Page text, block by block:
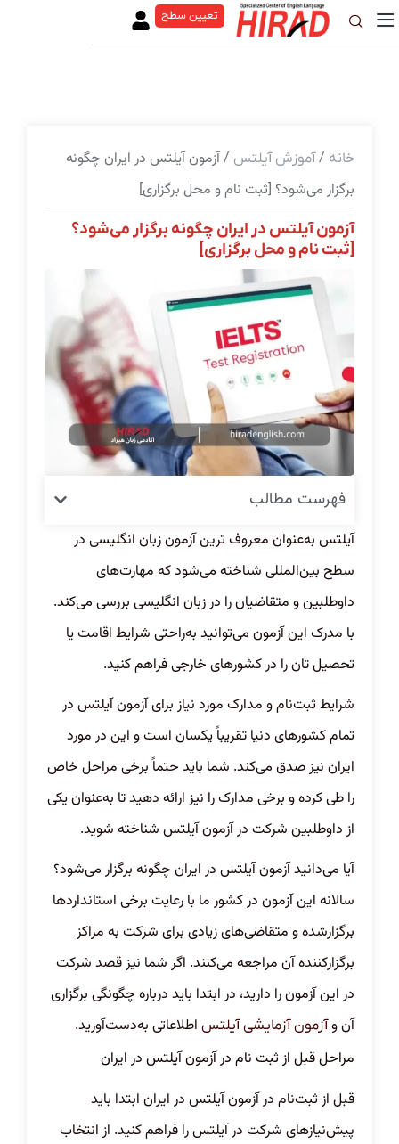
تعیین سطح
خانه /آموزش آیلتس / آزمون آیلتس در ایران چگونه
برگزار می‌شود؟ [ثبت نام و محل برگزاری]
آزمون آیلتس در ایران چگونه برگزار می‌شود؟
[ثبت نام و محل برگزاری]
فهرست مطالب
آیلتس به‌عنوان معروف ترین آزمون زبان انگلیسی در
سطح بین‌المللی شناخته می‌شود که مهارت‌های
داوطلبین و متقاضیان را در زبان انگلیسی بررسی می‌کند.
با مدرک این آزمون می‌توانید به‌راحتی شرایط اقامت یا
تحصیل تان را در کشور‌های خارجی فراهم کنید.
شرایط ثبت‌نام و مدارک مورد نیاز برای آزمون آیلتس در
تمام کشور‌های دنیا تقریباً یکسان است و این در مورد
ایران نیز صدق می‌کند. شما باید حتماً برخی مراحل خاص
را طی کرده و برخی مدارک را نیز ارائه دهید تا به‌عنوان یکی
از داوطلبین شرکت در آزمون آیلتس شناخته شوید.
آیا می‌دانید آزمون آیلتس در ایران چگونه برگزار می‌شود؟
سالانه این آزمون در کشور ما با رعایت برخی استاندارد‌ها
برگزار‌شده و متقاضی‌های زیادی برای شرکت به مراکز
برگزارکننده آن مراجعه می‌کنند. اگر شما نیز قصد شرکت
در این آزمون را دارید، در ابتدا باید درباره چگونگی برگزاری
آن وآزمون آزمایشی آیلتس اطلاعاتی به‌دست‌آورید.
مراحل قبل از ثبت نام در آزمون آیلتس در ایران
قبل از ثبت‌نام در آزمون آیلتس در ایران ابتدا باید
پیش‌نیاز‌های شرکت در آیلتس را فراهم کنید. از انتخاب